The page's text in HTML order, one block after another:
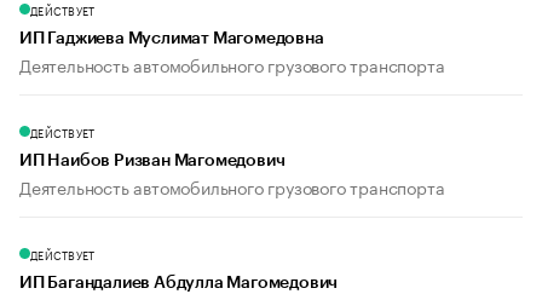
ДЕЙСТВУЕТ
ИП Гаджиева Муслимат Магомедовна
Деятельность автомобильного грузового транспорта
ДЕЙСТВУЕТ
ИП Наибов Ризван Магомедович
Деятельность автомобильного грузового транспорта
ДЕЙСТВУЕТ
ИП Багандалиев Абдулла Магомедович